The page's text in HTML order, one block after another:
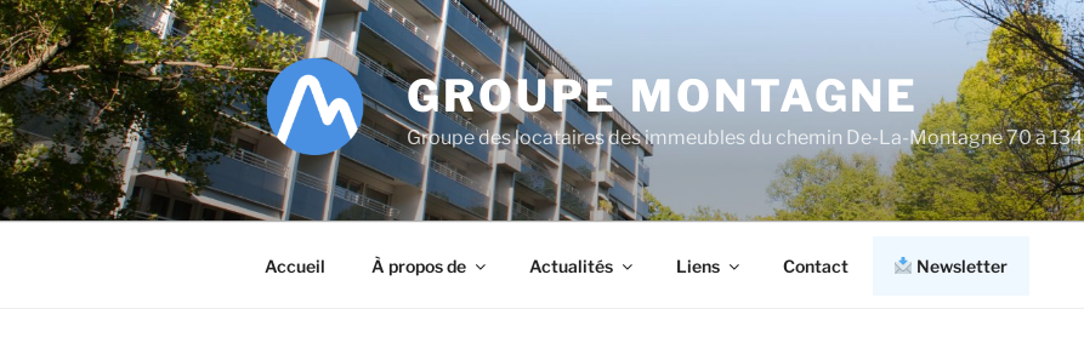
Aller
au
contenu
principal
GROUPE MONTAGNE
Groupe des locataires des immeubles du chemin De-La-Montagne 70 à 134
Accueil À propos de Actualités Liens Contact Newsletter